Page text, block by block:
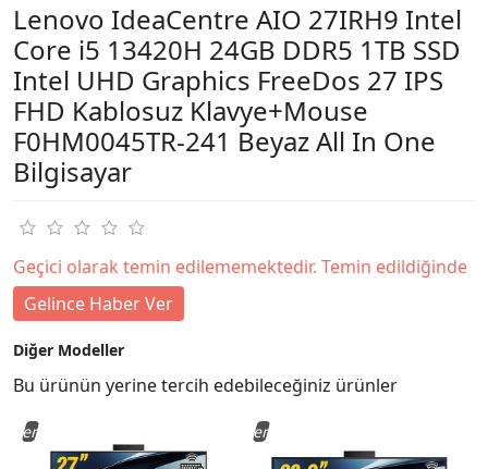
Lenovo IdeaCentre AIO 27IRH9 Intel
Core i5 13420H 24GB DDR5 1TB SSD
Intel UHD Graphics FreeDos 27 IPS
FHD Kablosuz Klavye+Mouse
F0HM0045TR-241 Beyaz All In One
Bilgisayar
Geçici olarak temin edilememektedir. Temin edildiğinde
Gelince Haber Ver
Diğer Modeller
Bu ürünün yerine tercih edebileceğiniz ürünler
Yeni Yeni